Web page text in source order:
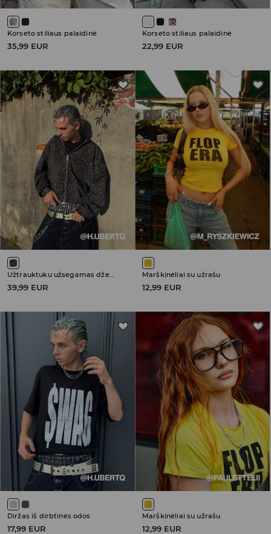
Korseto stiliaus palaidinė
35,99 EUR
Korseto stiliaus palaidinė
22,99 EUR
Užtrauktuku užsegamas džemperis su gobtuvu
39,99 EUR
Marškinėliai su užrašu
12,99 EUR
Diržas iš dirbtinės odos
17,99 EUR
Marškinėliai su užrašu
12,99 EUR